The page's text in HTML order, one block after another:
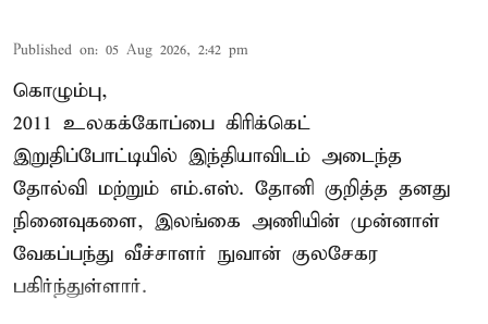
Published on: 05 Aug 2026, 2:42 pm
கொழும்பு,
2011 உலகக்கோப்பை கிரிக்கெட்
இறுதிப்போட்டியில் இந்தியாவிடம் அடைந்த
தோல்வி மற்றும் எம்.எஸ். தோனி குறித்த தனது
நினைவுகளை, இலங்கை அணியின் முன்னாள்
வேகப்பந்து வீச்சாளர் நுவான் குலசேகர
பகிர்ந்துள்ளார்.